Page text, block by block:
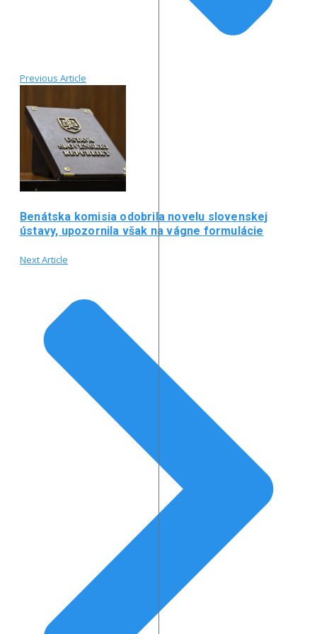
Previous Article
Benátska komisia odobrila novelu slovenskej
ústavy, upozornila však na vágne formulácie
Next Article